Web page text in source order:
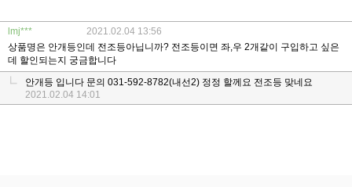
lmj***
2021.02.04 13:56
상품명은 안개등인데 전조등아닙니까? 전조등이면 좌,우 2개같이 구입하고 싶은
데 할인되는지 궁금합니다
안개등 입니다 문의 031-592-8782(내선2) 정정 할께요 전조등 맞네요
2021.02.04 14:01